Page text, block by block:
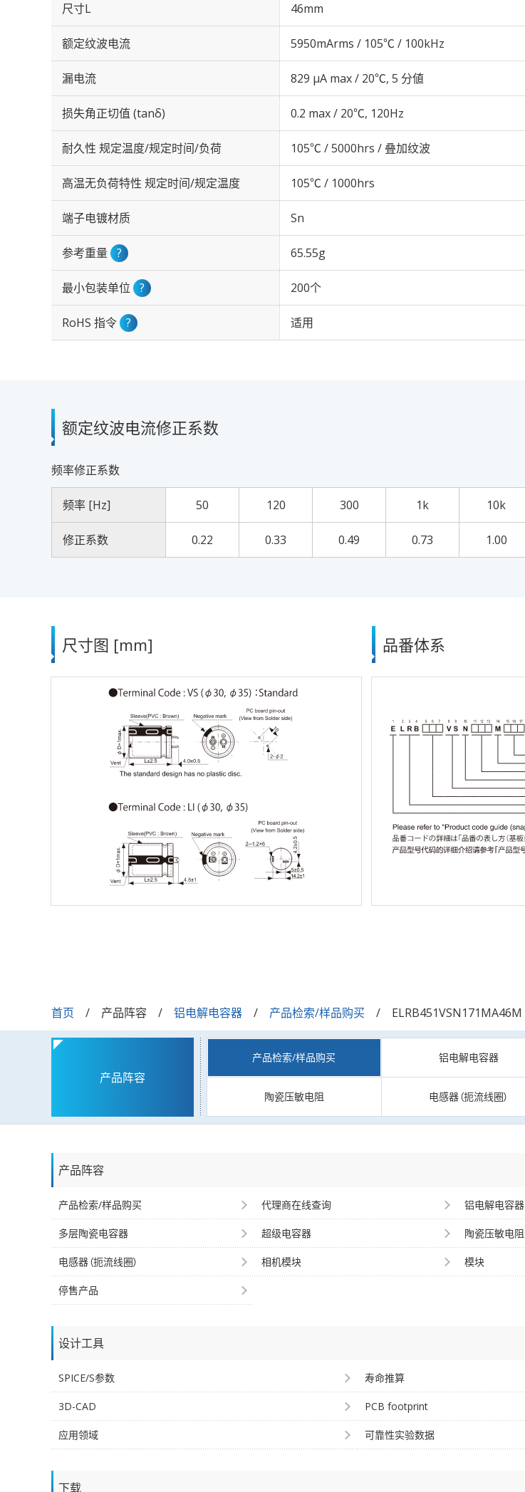
尺寸L 46mm
额定纹波电流 5950mArms / 105℃ / 100kHz
漏电流 829 μA max / 20℃, 5 分値
损失角正切值 (tanδ) 0.2 max / 20℃, 120Hz
耐久性 规定温度/规定时间/负荷 105℃ / 5000hrs / 叠加纹波
高温无负荷特性 规定时间/规定温度 105℃ / 1000hrs
端子电镀材质 Sn
参考重量 ? 65.55g
最小包装单位 ? 200个
RoHS 指令 ? 适用
额定纹波电流修正系数
频率修正系数
频率 [Hz] 50 120 300 1k 10k
修正系数 0.22 0.33 0.49 0.73 1.00
尺寸图 [mm] 品番体系
首页 产品阵容 铝电解电容器 产品检索/样品购买 ELRB451VSN171MA46M
产品阵容
产品检索/样品购买 铝电解电容器
陶瓷压敏电阻 电感器（扼流线圈）
产品阵容
产品检索/样品购买 代理商在线查询 铝电解电容器
多层陶瓷电容器 超级电容器 陶瓷压敏电阻
电感器（扼流线圈） 相机模块 模块
停售产品
设计工具
SPICE/S参数 寿命推算
3D-CAD PCB footprint
应用领域 可靠性实验数据
下载